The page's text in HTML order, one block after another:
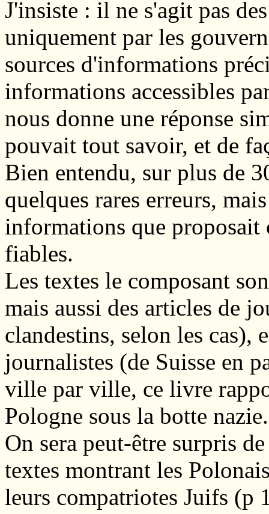
J'insiste : il ne s'agit pas
uniquement par les
sources d'informations
informations accessibles
nous donne une réponse
pouvait tout savoir, et de
Bien entendu, sur plus de
quelques rares erreurs,
informations que proposait
fiables.
Les textes le composant
mais aussi des articles de
clandestins, selon les cas),
journalistes (de Suisse en
ville par ville, ce livre
Pologne sous la botte nazie.
On sera peut-être surpris
textes montrant les
leurs compatriotes Juifs (p